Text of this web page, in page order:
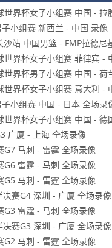
界杯女子小组赛 中国 - 拉
小组赛 新西兰 - 中国 录像
站 中国男篮 - FMP拉德尼
界杯女子小组赛 菲律宾 -
界杯男子小组赛 中国 - 荷
界杯女子小组赛 意大利 -
小组赛 中国 - 日本 全场录
界杯女子小组赛 中国 - 德
广厦 - 上海 全场录像
马刺 - 雷霆 全场录像
雷霆 - 马刺 全场录像
马刺 - 雷霆 全场录像
赛G4 深圳 - 广厦 全场录像
雷霆 - 马刺 全场录像
赛G3 深圳 - 广厦 全场录像
马刺 - 雷霆 全场录像